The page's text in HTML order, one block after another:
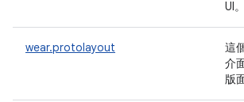
UI。
wear.protolayout
這
介
版